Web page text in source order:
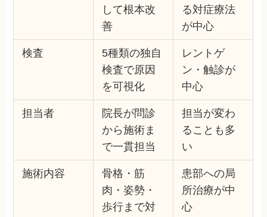
して根本改
善
る対症療法
が中心
検査
5種類の独自
検査で原因
を可視化
レントゲ
ン・触診が
中心
担当者
院長が問診
から施術ま
で一貫担当
担当が変わ
ることも多
い
施術内容
骨格・筋
肉・姿勢・
歩行まで対
患部への局
所治療が中
心